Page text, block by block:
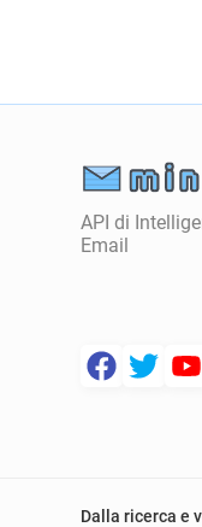
API di
Email
Dalla ricerca e